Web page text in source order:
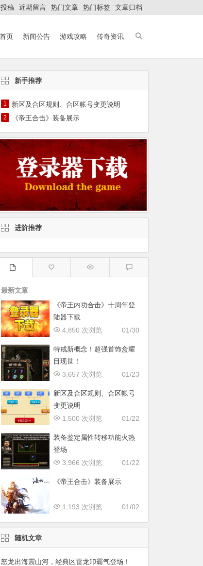
稿 近期留言 热门文章 热门标签 文章归档
页 新闻公告 游戏攻略 传奇资讯
新手推荐
1 新区及合区规则、合区帐号变更说明
2 《帝王合击》装备展示
进阶推荐
最新文章
《帝王内功合击》十周年登
陆器下载
01/30
4,850 次浏览
特戒新概念！超强首饰盒耀
目现世！
01/23
3,657 次浏览
新区及合区规则、合区帐号
变更说明
01/22
1,500 次浏览
装备鉴定属性转移功能火热
登场
01/22
3,966 次浏览
《帝王合击》装备展示
01/02
1,193 次浏览
随机文章
怒龙出海震山河，经典区雷龙印霸气登场！